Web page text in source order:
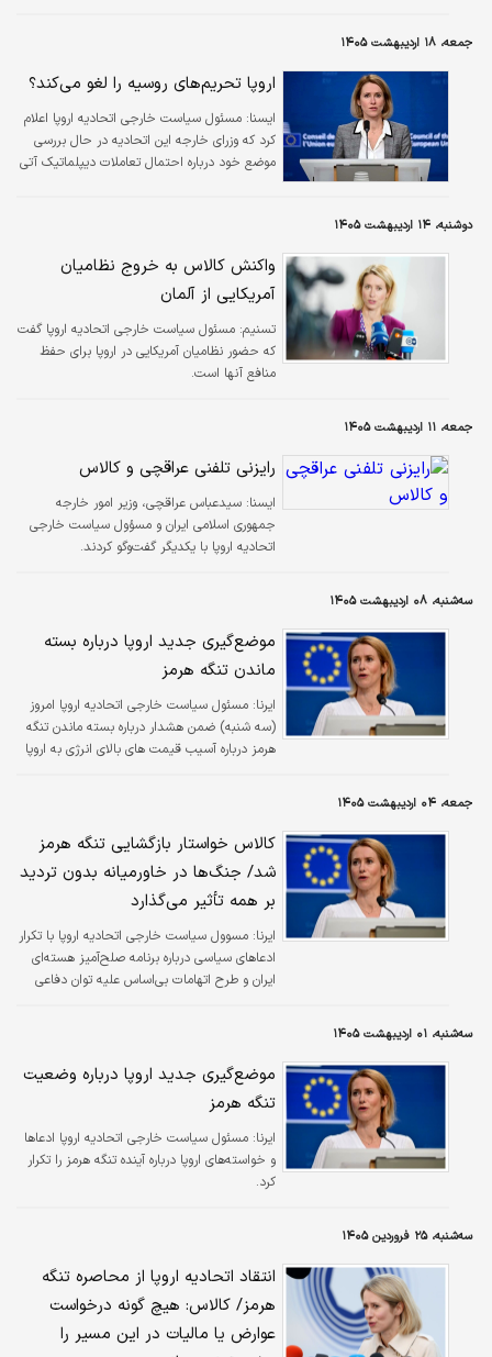
جمعه، ۱۸ اردیبهشت ۱۴۰۵
اروپا تحریم‌های روسیه را لغو می‌کند؟
ايسنا: مسئول سیاست خارجی اتحادیه اروپا اعلام
کرد که وزرای خارجه این اتحادیه در حال بررسی
موضع خود درباره احتمال تعاملات دیپلماتیک آتی
دوشنبه، ۱۴ اردیبهشت ۱۴۰۵
واکنش کالاس به خروج نظامیان
آمریکایی از آلمان
تسنیم: مسئول سیاست خارجی اتحادیه اروپا گفت
که حضور نظامیان آمریکایی در اروپا برای حفظ
منافع آنها است.
جمعه، ۱۱ اردیبهشت ۱۴۰۵
رایزنی تلفنی عراقچی و کالاس
ایسنا: سیدعباس عراقچی، وزیر امور خارجه
جمهوری اسلامی ایران و مسؤول سیاست خارجی
اتحادیه اروپا با یکدیگر گفت‌وگو کردند.
سه‌شنبه، ۰۸ اردیبهشت ۱۴۰۵
موضع‌گیری جدید اروپا درباره بسته
ماندن تنگه هرمز
ایرنا: مسئول سیاست خارجی اتحادیه اروپا امروز
(سه شنبه) ضمن هشدار درباره بسته ماندن تنگه
هرمز درباره آسیب قیمت های بالای انرژی به اروپا
جمعه، ۰۴ اردیبهشت ۱۴۰۵
کالاس خواستار بازگشایی تنگه هرمز
شد/ جنگ‌ها در خاورمیانه بدون تردید
بر همه تأثیر می‌گذارد
ایرنا: مسوول سیاست خارجی اتحادیه اروپا با تکرار
ادعاهای سیاسی درباره برنامه صلح‌آمیز هسته‌ای
ایران و طرح اتهامات بی‌اساس علیه توان دفاعی
سه‌شنبه، ۰۱ اردیبهشت ۱۴۰۵
موضع‌گیری جدید اروپا درباره وضعیت
تنگه هرمز
ایرنا: مسئول سیاست خارجی اتحادیه اروپا ادعاها
و خواسته‌های اروپا درباره آینده تنگه هرمز را تکرار
کرد.
سه‌شنبه، ۲۵ فروردین ۱۴۰۵
انتقاد اتحادیه اروپا از محاصره تنگه
هرمز/ کالاس: هیچ گونه درخواست
عوارض یا مالیات در این مسیر را